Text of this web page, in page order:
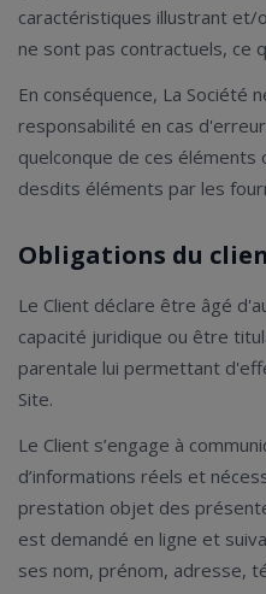
caractéristiques illustrant et/
ne sont pas contractuels, ce
En conséquence, La Société
responsabilité en cas
quelconque de ces éléments
desdits éléments par les
Obligations du
Le Client déclare être âgé
capacité juridique ou être
parentale lui permettant
Site.
Le Client s’engage à
d’informations réels et
prestation objet des
est demandé en ligne et
ses nom, prénom, adresse,